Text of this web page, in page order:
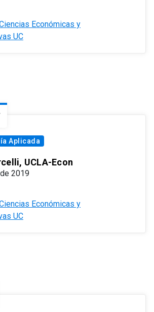
Económicas y
UC
Aplicada
UCLA-Econ
2019
Económicas y
UC